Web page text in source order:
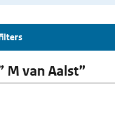
M van Aalst”